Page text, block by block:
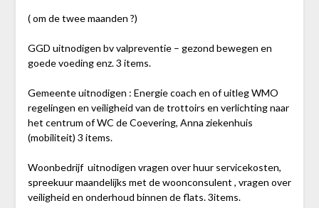
( om de twee maanden ?)
GGD uitnodigen bv valpreventie – gezond bewegen en
goede voeding enz. 3 items.
Gemeente uitnodigen : Energie coach en of uitleg WMO
regelingen en veiligheid van de trottoirs en verlichting naar
het centrum of WC de Coevering, Anna ziekenhuis
(mobiliteit) 3 items.
Woonbedrijf uitnodigen vragen over huur servicekosten,
spreekuur maandelijks met de woonconsulent , vragen over
veiligheid en onderhoud binnen de flats. 3items.